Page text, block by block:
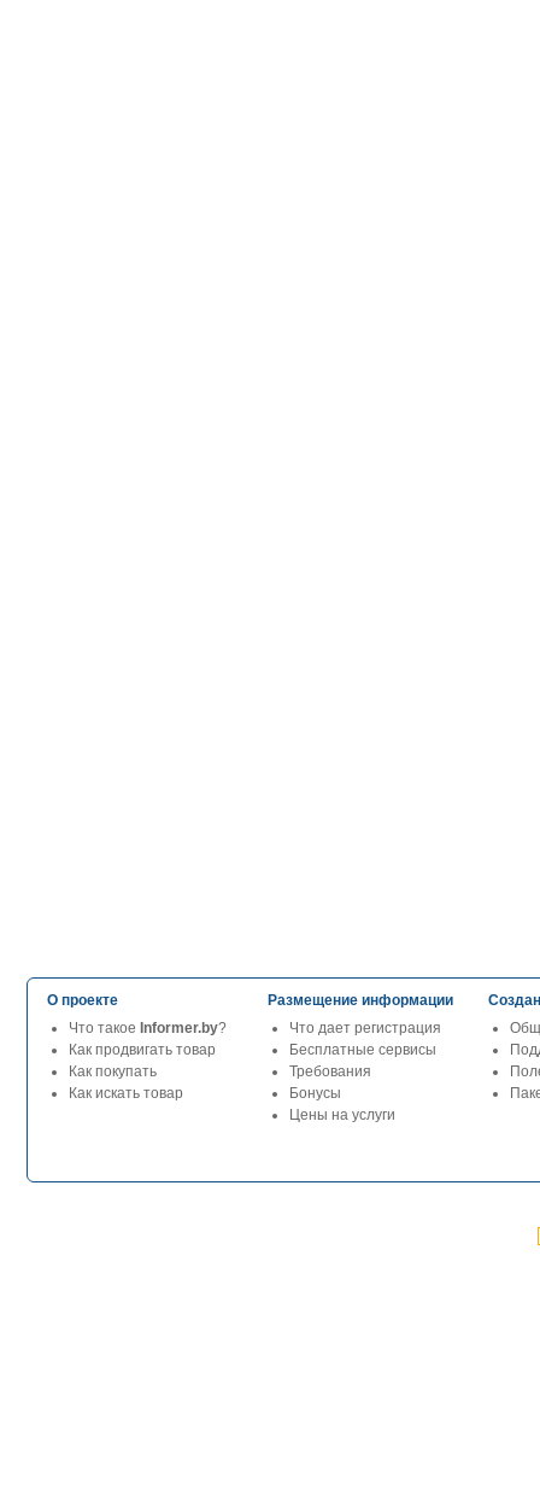
О проекте
Что такое Informer.by?
Как продвигать товар
Как покупать
Как искать товар
Размещение информации
Что дает регистрация
Бесплатные сервисы
Требования
Бонусы
Цены на услуги